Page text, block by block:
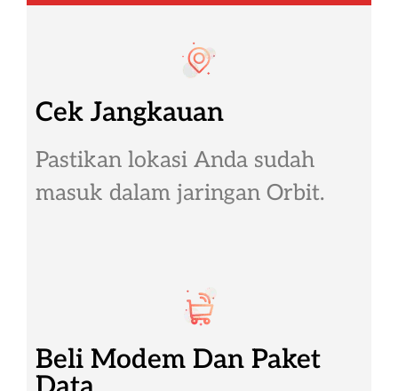
Cek Jangkauan
Pastikan lokasi Anda sudah
masuk dalam jaringan Orbit.
Beli Modem Dan Paket